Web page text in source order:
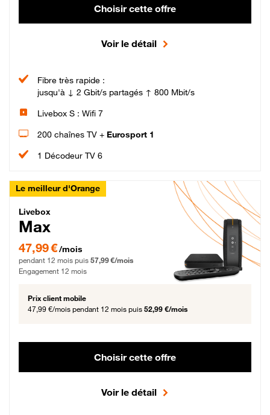
Choisir cette offre
Voir le détail
Fibre très rapide :
jusqu'à ↓ 2 Gbit/s partagés ↑ 800 Mbit/s
Livebox S : Wifi 7
200 chaînes TV + Eurosport 1
1 Décodeur TV 6
Le meilleur d'Orange
Livebox Max Fibre
Livebox
Max
47,99 € par mois pendant 12 mois puis 57,99 € par mois, Engagement 12 mois
47,99 €/mois
pendant 12 mois puis 57,99 €/mois
Engagement 12 mois
Prix client mobile
47,99 €/mois pendant 12 mois puis 52,99 €/mois
Choisir cette offre
Voir le détail